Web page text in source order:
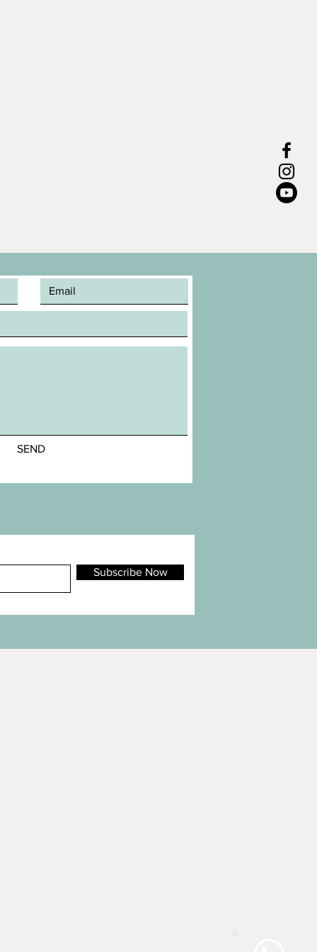
SEND
Subscribe Now